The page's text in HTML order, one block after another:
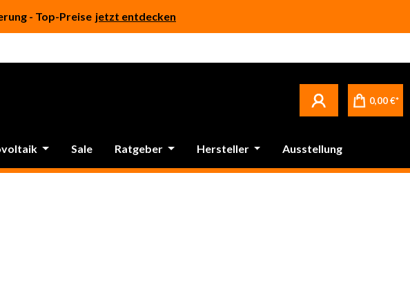
- Top-Preise jetzt entdecken
0,00 €*
Sale Ratgeber Hersteller Ausstellung